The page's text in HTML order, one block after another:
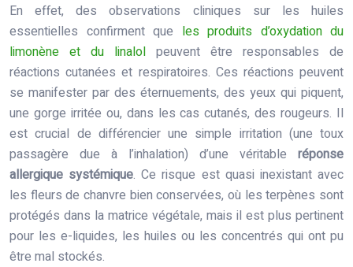
En effet, des observations cliniques sur les huiles
essentielles confirment que les produits d’oxydation du
limonène et du linalol peuvent être responsables de
réactions cutanées et respiratoires. Ces réactions peuvent
se manifester par des éternuements, des yeux qui piquent,
une gorge irritée ou, dans les cas cutanés, des rougeurs. Il
est crucial de différencier une simple irritation (une toux
passagère due à l’inhalation) d’une véritable réponse
allergique systémique. Ce risque est quasi inexistant avec
les fleurs de chanvre bien conservées, où les terpènes sont
protégés dans la matrice végétale, mais il est plus pertinent
pour les e-liquides, les huiles ou les concentrés qui ont pu
être mal stockés.